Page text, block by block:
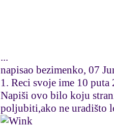
...
napisao bezimenko, 07
1. Reci svoje ime 10
Napiši ovo bilo koju
poljubiti,ako ne uradišto